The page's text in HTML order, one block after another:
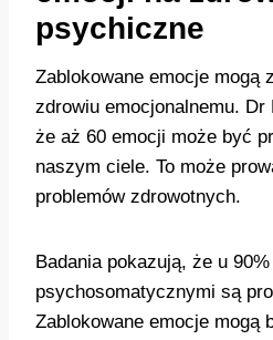
psychiczne
Zablokowane emocje mogą
zdrowiu emocjonalnemu. Dr
że aż 60 emocji może być
naszym ciele. To może
problemów zdrowotnych.
Badania pokazują, że u
psychosomatycznymi są
Zablokowane emocje mogą